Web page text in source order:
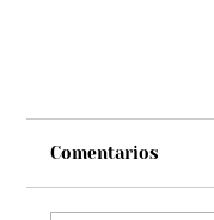
Comentarios